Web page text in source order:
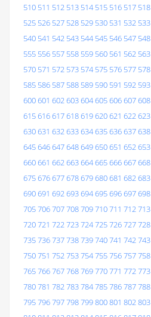
510 511 512 513 514 515 516 517 518
525 526 527 528 529 530 531 532 533
540 541 542 543 544 545 546 547 548
555 556 557 558 559 560 561 562 563
570 571 572 573 574 575 576 577 578
585 586 587 588 589 590 591 592 593
600601 602603604605606607608
615616617618619620621 622623
630631 632633634635636637638
645646647648649650651 652653
660661 662663664665666667668
675676677678679680681 682683
690691 692693694695696697698
705706707708709710711 712713
720721 722723724725726727728
735736737738739740741 742743
750751 752753754755756757758
765766767768769770771 772773
780781 782783784785786787788
795796797798799800801 802803